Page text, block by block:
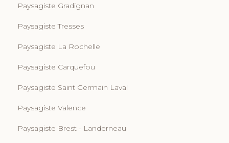
Paysagiste Gradignan
Paysagiste Tresses
Paysagiste La Rochelle
Paysagiste Carquefou
Paysagiste Saint Germain Laval
Paysagiste Valence
Paysagiste Brest - Landerneau